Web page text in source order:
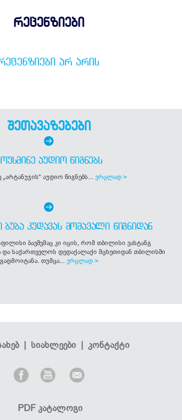
რეცენზიები
ᲐᲠ ᲐᲠᲘᲡ
შეთავაზებები
ᲐᲣᲓᲘᲝ ᲬᲘᲒᲜᲔᲑᲡ
აუდიო წიგნებს... ვრცლად >
ᲑᲣᲑᲐ ᲙᲣᲓᲐᲕᲐᲡ ᲛᲝᲛᲐᲕᲐᲚᲘ ᲬᲘᲒᲜᲘᲓᲐᲜ
ბავშვმაც კი იცის, რომ თბილისი ვახტანგ
საქართველოს დედაქალაქი მცხეთიდან თბილისში
გადმოიტანა. თუმცა... ვრცლად >
| სიახლეები| კონტაქტი
PDF კატალოგი